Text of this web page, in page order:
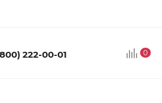
222-00-01 0